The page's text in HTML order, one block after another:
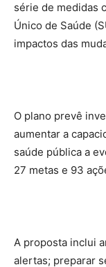
série de medidas
Único de Saúde
impactos das
O plano prevê
aumentar a
saúde pública a
27 metas e 93
A proposta inclui
alertas; preparar